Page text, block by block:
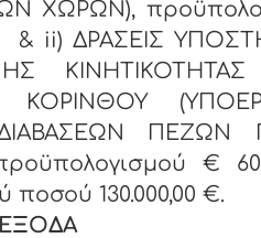
ΧΩΡΩΝ),
& ii) ΔΡΑΣΕΙΣ
ΠΕΖΩΝ
€
ποσού 130.000,00 €.